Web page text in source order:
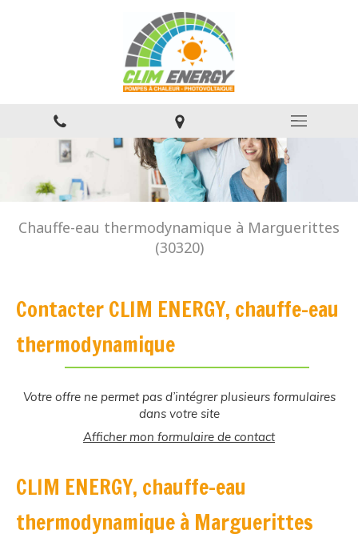
Chauffe-eau thermodynamique à Marguerittes
(30320)
Contacter CLIM ENERGY, chauffe-eau
thermodynamique
Votre offre ne permet pas d’intégrer plusieurs formulaires
dans votre site
Afficher mon formulaire de contact
CLIM ENERGY, chauffe-eau
thermodynamique à Marguerittes